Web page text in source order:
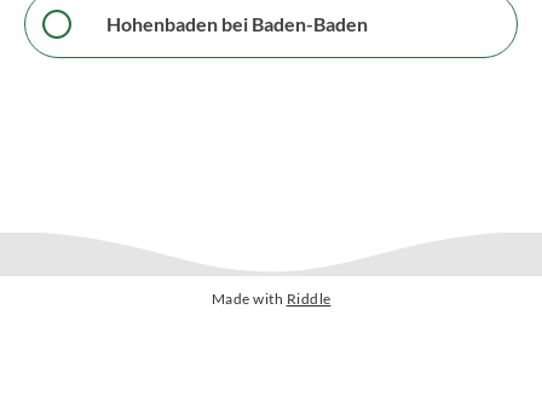
Hohenbaden bei Baden-Baden
Made with Riddle